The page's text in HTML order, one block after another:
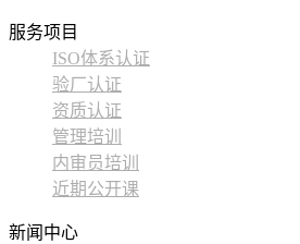
服务项目
ISO体系认证
验厂认证
资质认证
管理培训
内审员培训
近期公开课
新闻中心